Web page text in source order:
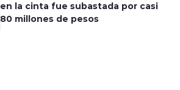
en la cinta fue subastada por casi
80 millones de pesos